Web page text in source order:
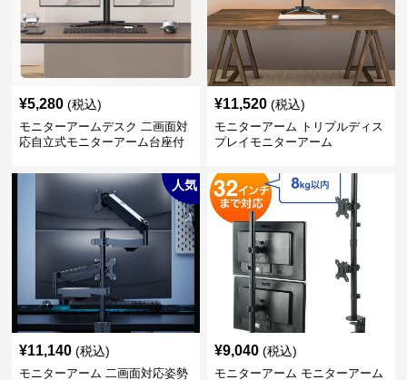
¥5,280 (税込)
モニターアームデスク 二画面対
応自立式モニターアーム台座付
¥11,520 (税込)
モニターアーム トリプルディス
プレイモニターアーム
人気
¥11,140 (税込)
モニターアーム 二画面対応姿勢
¥9,040 (税込)
モニターアーム モニターアーム